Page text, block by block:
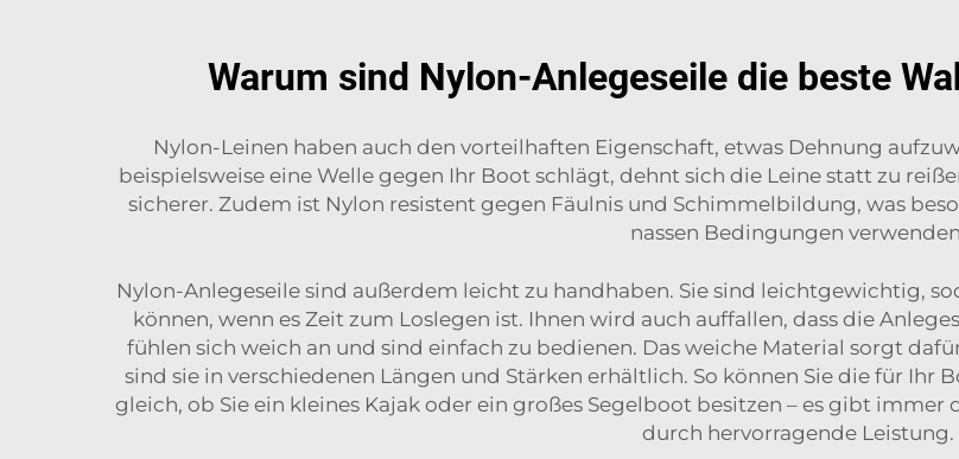
Warum sind Nylon-Anlegeseile die beste
Nylon-Leinen haben auch den vorteilhaften Eigenschaft, etwas Dehnung
beispielsweise eine Welle gegen Ihr Boot schlägt, dehnt sich die Leine statt zu
sicherer. Zudem ist Nylon resistent gegen Fäulnis und Schimmelbildung, was
nassen Bedingungen
Nylon-Anlegeseile sind außerdem leicht zu handhaben. Sie sind leichtgewichtig,
können, wenn es Zeit zum Loslegen ist. Ihnen wird auch auffallen, dass die
fühlen sich weich an und sind einfach zu bedienen. Das weiche Material sorgt
sind sie in verschiedenen Längen und Stärken erhältlich. So können Sie die für Ihr
gleich, ob Sie ein kleines Kajak oder ein großes Segelboot besitzen – es gibt
durch hervorragende Leistung.